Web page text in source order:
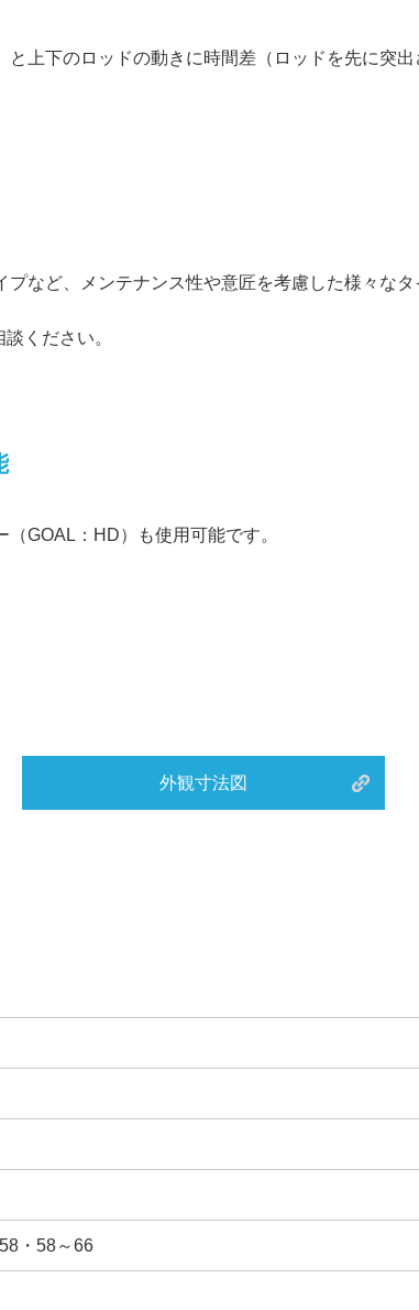
上下のロッドの動きに時間差（ロッドを先に突出
など、メンテナンス性や意匠を考慮した様々なタ
ください。
GOAL：HD）も使用可能です。
外観寸法図
・58～66